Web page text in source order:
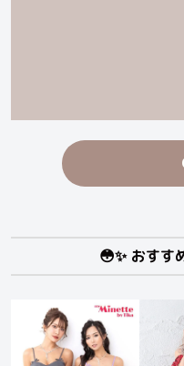
😳✨ おすす